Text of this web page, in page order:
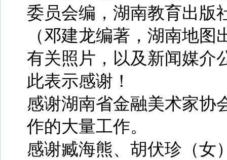
委员会编，湖南教育出版
（邓建龙编著，湖南地
有关照片，以及新闻媒介
此表示感谢！
感谢湖南省金融美术家协
作的大量工作。
感谢臧海熊、胡伏珍（女